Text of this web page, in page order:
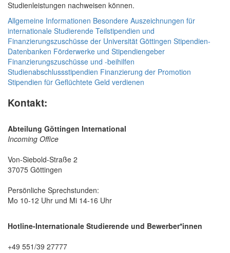
Studienleistungen nachweisen können.
Allgemeine Informationen Besondere Auszeichnungen für
internationale Studierende Teilstipendien und
Finanzierungszuschüsse der Universität Göttingen Stipendien-
Datenbanken Förderwerke und Stipendiengeber
Finanzierungszuschüsse und -beihilfen
Studienabschlussstipendien Finanzierung der Promotion
Stipendien für Geflüchtete Geld verdienen
Kontakt:
Abteilung Göttingen International
Incoming Office
Von-Siebold-Straße 2
37075 Göttingen
Persönliche Sprechstunden:
Mo 10-12 Uhr und Mi 14-16 Uhr
Hotline-Internationale Studierende und Bewerber*innen
+49 551/39 27777